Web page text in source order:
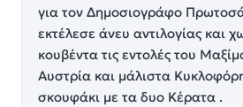
για τον Δημοσιογράφο
εκτέλεσε άνευ αντιλογίας και
κουβέντα τις εντολές του
Αυστρία και μάλιστα
σκουφάκι με τα δυο Κέρατα .